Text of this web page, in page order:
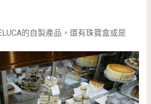
的自製產品，還有珠寶盒或是